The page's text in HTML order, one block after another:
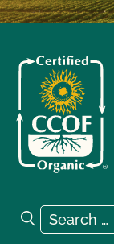
Search for:
Search